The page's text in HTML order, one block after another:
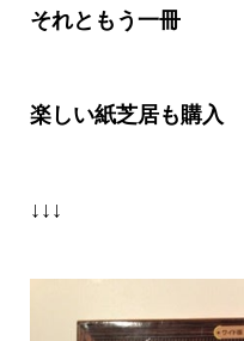
それともう一冊
楽しい紙芝居も購入
↓↓↓